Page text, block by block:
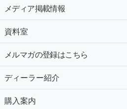
メディア掲載情報
資料室
メルマガの登録はこちら
ディーラー紹介
購入案内